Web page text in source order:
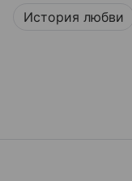
История любви